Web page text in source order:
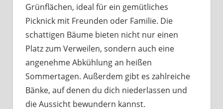
Grünflächen, ideal für ein gemütliches
Picknick mit Freunden oder Familie. Die
schattigen Bäume bieten nicht nur einen
Platz zum Verweilen, sondern auch eine
angenehme Abkühlung an heißen
Sommertagen. Außerdem gibt es zahlreiche
Bänke, auf denen du dich niederlassen und
die Aussicht bewundern kannst.